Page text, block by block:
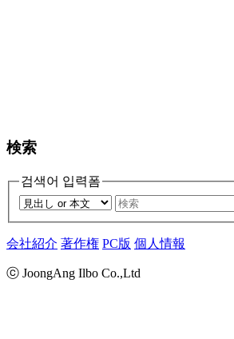
検索
검색어 입력폼
会社紹介 著作権 PC版 個人情報
ⓒ JoongAng Ilbo Co.,Ltd